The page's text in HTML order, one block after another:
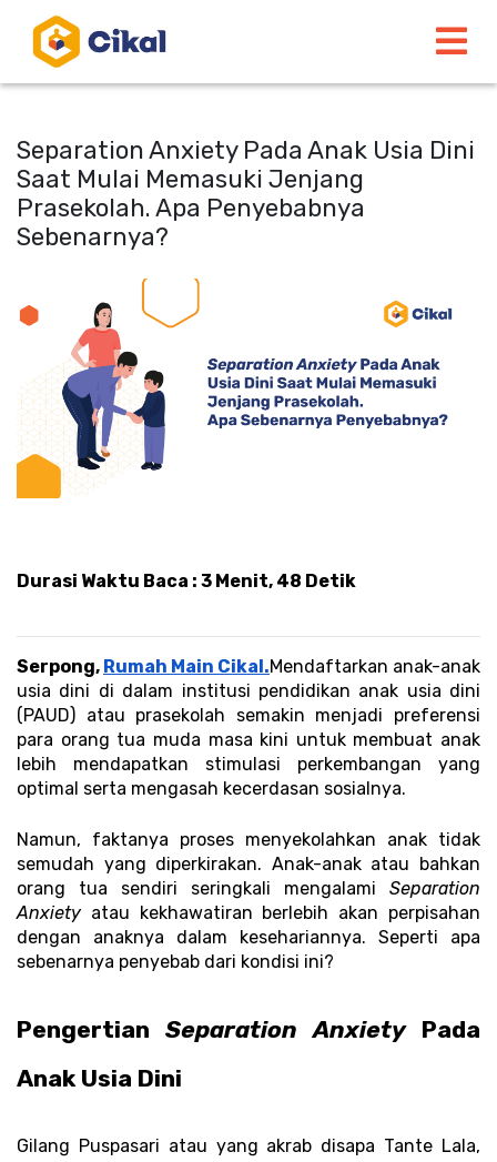
Separation Anxiety Pada Anak Usia Dini
Saat Mulai Memasuki Jenjang
Prasekolah. Apa Penyebabnya
Sebenarnya?
Durasi Waktu Baca : 3 Menit, 48 Detik
Serpong, Rumah Main Cikal.Mendaftarkan anak-anak
usia dini di dalam institusi pendidikan anak usia dini
(PAUD) atau prasekolah semakin menjadi preferensi
para orang tua muda masa kini untuk membuat anak
lebih mendapatkan stimulasi perkembangan yang
optimal serta mengasah kecerdasan sosialnya.
Namun, faktanya proses menyekolahkan anak tidak
semudah yang diperkirakan. Anak-anak atau bahkan
orang tua sendiri seringkali mengalami Separation
Anxiety atau kekhawatiran berlebih akan perpisahan
dengan anaknya dalam kesehariannya. Seperti apa
sebenarnya penyebab dari kondisi ini?
Pengertian Separation Anxiety Pada
Anak Usia Dini
Gilang Puspasari atau yang akrab disapa Tante Lala,